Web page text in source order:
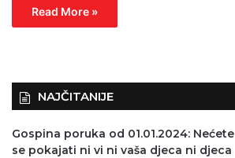
Read More »
NAJČITANIJE
Gospina poruka od 01.01.2024: Nećete
se pokajati ni vi ni vaša djeca ni djeca